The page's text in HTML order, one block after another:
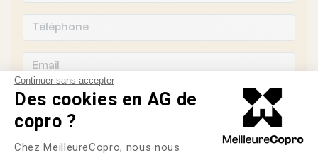
Continuer sans accepter
Des cookies en AG de
copro ?
Plateforme de Gestion du
Chez MeilleureCopro, nous nous
Souhaitez-vous changer de syndic ?